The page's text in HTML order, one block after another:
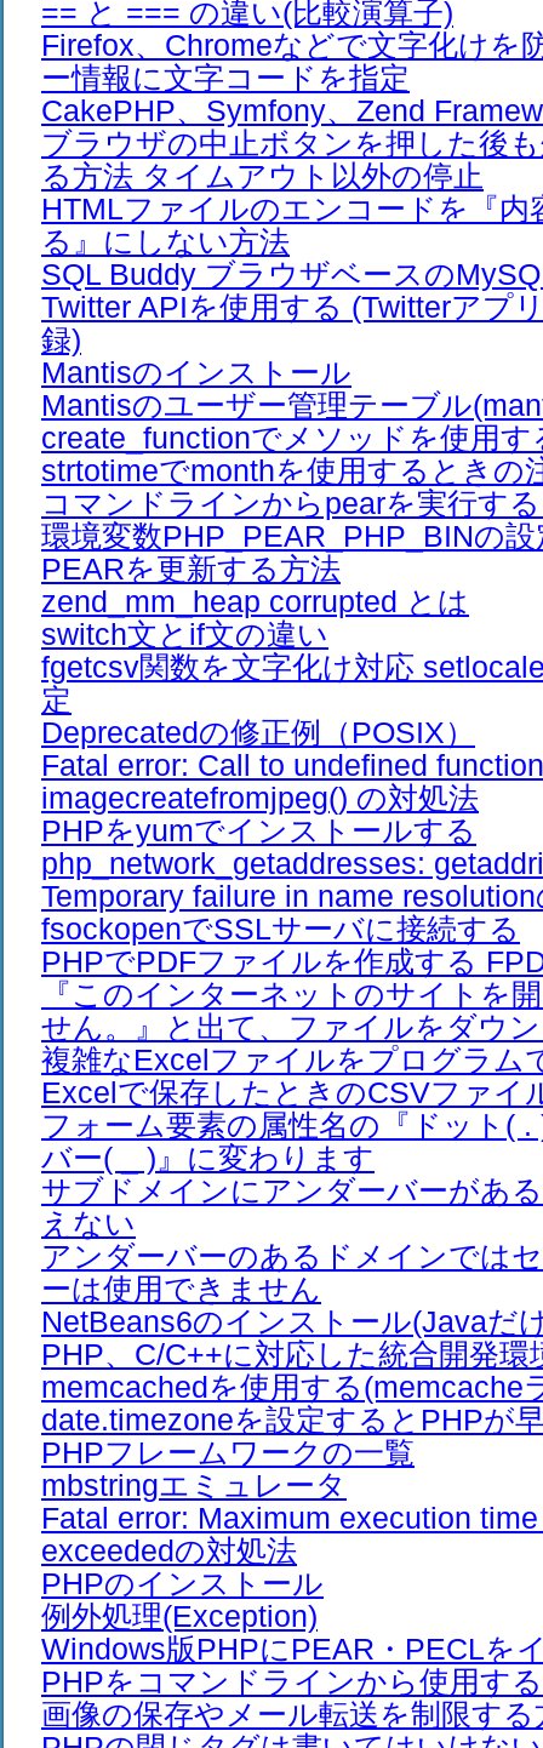
== と === の違い(比較演算子)
Firefox、Chromeなどで文字化けを
ー情報に文字コードを指定
CakePHP、Symfony、Zend
ブラウザの中止ボタンを押した後
る方法 タイムアウト以外の停止
HTMLファイルのエンコードを『内
る』にしない方法
SQL Buddy ブラウザベースの
Twitter APIを使用する (Twitterアプ
録)
Mantisのインストール
Mantisのユーザー管理テーブル
create_functionでメソッドを使用す
strtotimeでmonthを使用するときの
コマンドラインからpearを実行す
環境変数PHP_PEAR_PHP_BINの設
PEARを更新する方法
zend_mm_heap corrupted とは
switch文とif文の違い
fgetcsv関数を文字化け対応
定
Deprecatedの修正例（POSIX）
Fatal error: Call to undefined function
imagecreatefromjpeg() の対処法
PHPをyumでインストールする
php_network_getaddresses:
Temporary failure in name
fsockopenでSSLサーバに接続する
PHPでPDFファイルを作成する
『このインターネットのサイトを
せん。』と出て、ファイルをダウ
複雑なExcelファイルをプログラム
Excelで保存したときのCSVファイ
フォーム要素の属性名の『ドット(
バー( _ )』に変わります
サブドメインにアンダーバーがあ
えない
アンダーバーのあるドメインでは
ーは使用できません
NetBeans6のインストール(Javaだ
PHP、C/C++に対応した統合開発環
memcachedを使用する(memcache
date.timezoneを設定するとPHPが
PHPフレームワークの一覧
mbstringエミュレータ
Fatal error: Maximum execution
exceededの対処法
PHPのインストール
例外処理(Exception)
Windows版PHPにPEAR・PECLを
PHPをコマンドラインから使用す
画像の保存やメール転送を制限する